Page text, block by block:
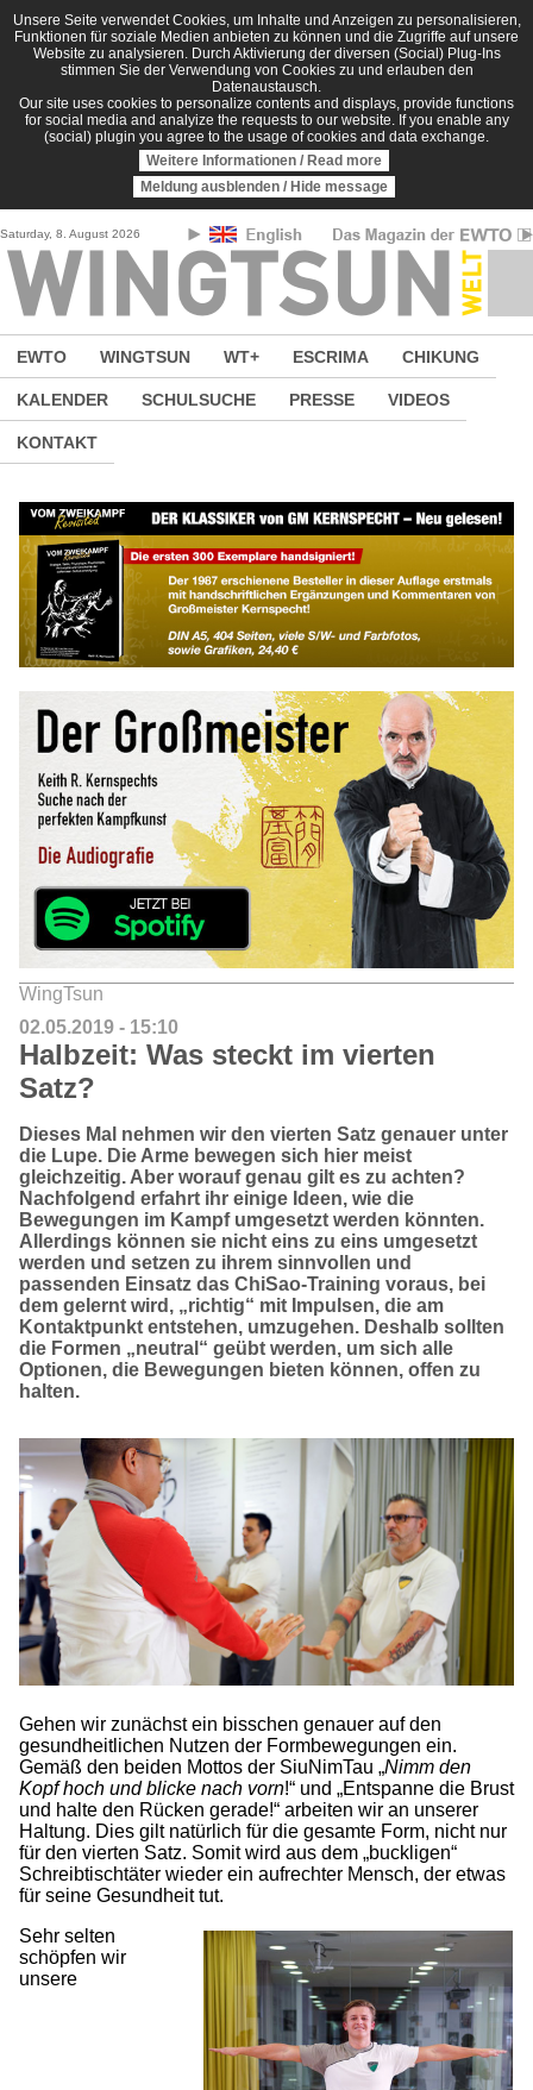
Direkt zum Inhalt
Unsere Seite verwendet Cookies, um Inhalte und Anzeigen zu personalisieren,
Funktionen für soziale Medien anbieten zu können und die Zugriffe auf unsere
Website zu analysieren. Durch Aktivierung der diversen (Social) Plug-Ins
stimmen Sie der Verwendung von Cookies zu und erlauben den
Datenaustausch.
Our site uses cookies to personalize contents and displays, provide functions
for social media and analyize the requests to our website. If you enable any
(social) plugin you agree to the usage of cookies and data exchange.
Weitere Informationen / Read more
Meldung ausblenden / Hide message
Saturday, 8. August 2026
EWTO WINGTSUN WT+ ESCRIMA CHIKUNG
KALENDER SCHULSUCHE PRESSE VIDEOS
KONTAKT
WingTsun
02.05.2019 - 15:10
Halbzeit: Was steckt im vierten
Satz?
Dieses Mal nehmen wir den vierten Satz genauer unter
die Lupe. Die Arme bewegen sich hier meist
gleichzeitig. Aber worauf genau gilt es zu achten?
Nachfolgend erfahrt ihr einige Ideen, wie die
Bewegungen im Kampf umgesetzt werden könnten.
Allerdings können sie nicht eins zu eins umgesetzt
werden und setzen zu ihrem sinnvollen und
passenden Einsatz das ChiSao-Training voraus, bei
dem gelernt wird, „richtig“ mit Impulsen, die am
Kontaktpunkt entstehen, umzugehen. Deshalb sollten
die Formen „neutral“ geübt werden, um sich alle
Optionen, die Bewegungen bieten können, offen zu
halten.
Gehen wir zunächst ein bisschen genauer auf den
gesundheitlichen Nutzen der Formbewegungen ein.
Gemäß den beiden Mottos der SiuNimTau „Nimm den
Kopf hoch und blicke nach vorn!“ und „Entspanne die Brust
und halte den Rücken gerade!“ arbeiten wir an unserer
Haltung. Dies gilt natürlich für die gesamte Form, nicht nur
für den vierten Satz. Somit wird aus dem „buckligen“
Schreibtischtäter wieder ein aufrechter Mensch, der etwas
für seine Gesundheit tut.
Sehr selten
schöpfen wir
unsere